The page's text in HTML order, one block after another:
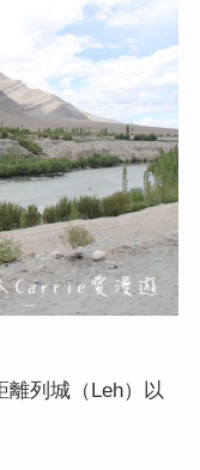
離列城（Leh）以